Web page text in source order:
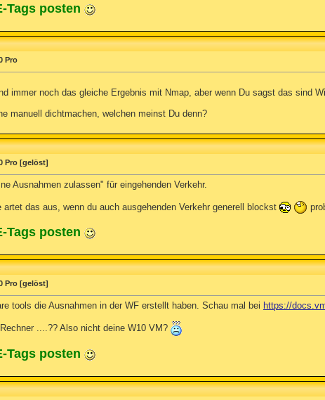
Tags posten
Pro
immer noch das gleiche Ergebnis mit Nmap, aber wenn Du sagst das sind
manuell dichtmachen, welchen meinst Du denn?
Pro [gelöst]
Ausnahmen zulassen" für eingehenden Verkehr.
das aus, wenn du auch ausgehenden Verkehr generell blockst
Tags posten
Pro [gelöst]
tools die Ausnahmen in der WF erstellt haben. Schau mal bei https://
....?? Also nicht deine W10 VM?
Tags posten